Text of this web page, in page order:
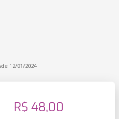
12/01/2024
R$ 48,00